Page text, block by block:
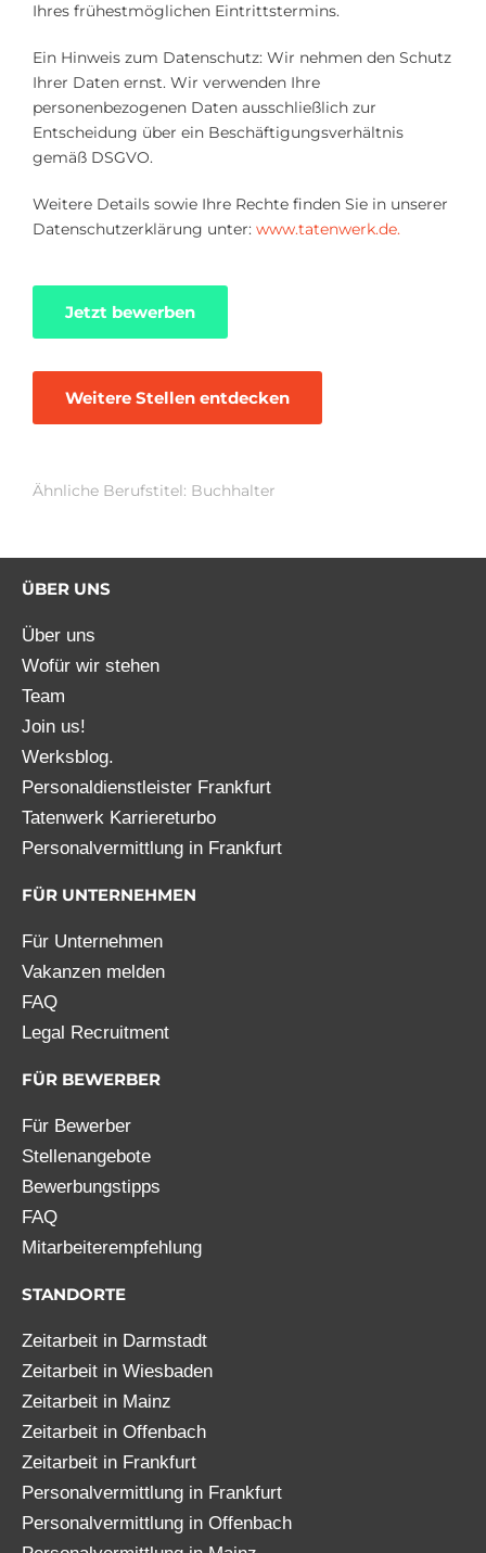
Ihres frühestmöglichen Eintrittstermins.
Ein Hinweis zum Datenschutz: Wir nehmen den Schutz
Ihrer Daten ernst. Wir verwenden Ihre
personenbezogenen Daten ausschließlich zur
Entscheidung über ein Beschäftigungsverhältnis
gemäß DSGVO.
Weitere Details sowie Ihre Rechte finden Sie in unserer
Datenschutzerklärung unter: www.tatenwerk.de.
Jetzt bewerben
Weitere Stellen entdecken
Ähnliche Berufstitel: Buchhalter
ÜBER UNS
Über uns
Wofür wir stehen
Team
Join us!
Werksblog.
Personaldienstleister Frankfurt
Tatenwerk Karriereturbo
Personalvermittlung in Frankfurt
FÜR UNTERNEHMEN
Für Unternehmen
Vakanzen melden
FAQ
Legal Recruitment
FÜR BEWERBER
Für Bewerber
Stellenangebote
Bewerbungstipps
FAQ
Mitarbeiterempfehlung
STANDORTE
Zeitarbeit in Darmstadt
Zeitarbeit in Wiesbaden
Zeitarbeit in Mainz
Zeitarbeit in Offenbach
Zeitarbeit in Frankfurt
Personalvermittlung in Frankfurt
Personalvermittlung in Offenbach